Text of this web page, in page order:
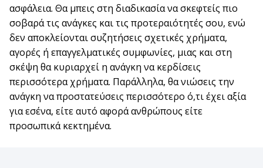
ασφάλεια. Θα μπεις στη διαδικασία να σκεφτείς πιο
σοβαρά τις ανάγκες και τις προτεραιότητές σου, ενώ
δεν αποκλείονται συζητήσεις σχετικές χρήματα,
αγορές ή επαγγελματικές συμφωνίες, μιας και στη
σκέψη θα κυριαρχεί η ανάγκη να κερδίσεις
περισσότερα χρήματα. Παράλληλα, θα νιώσεις την
ανάγκη να προστατεύσεις περισσότερο ό,τι έχει αξία
για εσένα, είτε αυτό αφορά ανθρώπους είτε
προσωπικά κεκτημένα.